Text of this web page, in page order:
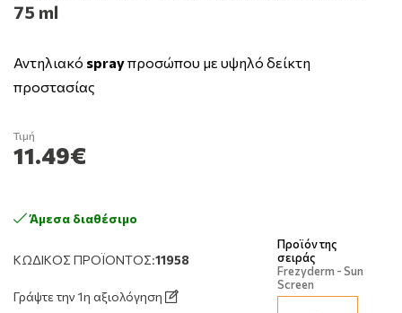
75 ml
Αντηλιακό sprayπροσώπου με υψηλό δείκτη
προστασίας
ΚΩΔΙΚΌΣ ΠΡΟΪΌΝΤΟΣ:11958
Γράψτε την 1η αξιολόγηση
Άμεσα διαθέσιμο
Τιμή
11.49€
Προϊόν της
σειράς
Frezyderm - Sun
Screen